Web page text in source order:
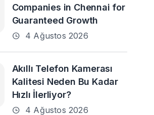
Companies in Chennai for
Guaranteed Growth
4 Ağustos 2026
Akıllı Telefon Kamerası
Kalitesi Neden Bu Kadar
Hızlı İlerliyor?
4 Ağustos 2026